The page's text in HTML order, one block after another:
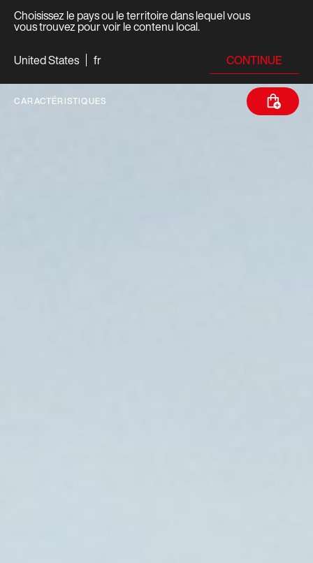
Choisissez le pays ou le territoire dans lequel vous
vous trouvez pour voir le contenu local.
United States
fr CONTINUE
CARACTÉRISTIQUES